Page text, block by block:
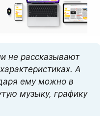
не рассказывают
А
ему можно в
музыку, графику